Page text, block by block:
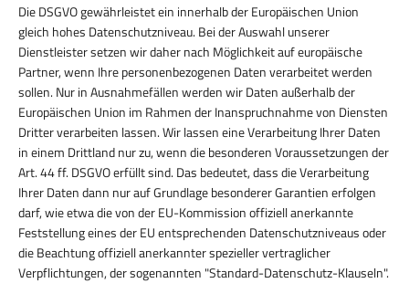
Die DSGVO gewährleistet ein innerhalb der Europäischen Union
gleich hohes Datenschutzniveau. Bei der Auswahl unserer
Dienstleister setzen wir daher nach Möglichkeit auf europäische
Partner, wenn Ihre personenbezogenen Daten verarbeitet werden
sollen. Nur in Ausnahmefällen werden wir Daten außerhalb der
Europäischen Union im Rahmen der Inanspruchnahme von Diensten
Dritter verarbeiten lassen. Wir lassen eine Verarbeitung Ihrer Daten
in einem Drittland nur zu, wenn die besonderen Voraussetzungen der
Art. 44 ff. DSGVO erfüllt sind. Das bedeutet, dass die Verarbeitung
Ihrer Daten dann nur auf Grundlage besonderer Garantien erfolgen
darf, wie etwa die von der EU-Kommission offiziell anerkannte
Feststellung eines der EU entsprechenden Datenschutzniveaus oder
die Beachtung offiziell anerkannter spezieller vertraglicher
Verpflichtungen, der sogenannten "Standard-Datenschutz-Klauseln".